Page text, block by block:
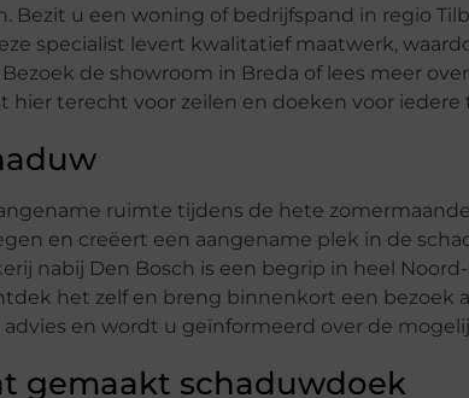
u een woning of bedrijfspand in regio
specialist levert kwalitatief maatwerk,
de showroom in Breda of lees meer
hier terecht voor zeilen en doeken voor iedere
ruimte tijdens de hete
en creëert een aangename plek in de
nabij Den Bosch is een begrip in heel
het zelf en breng binnenkort een bezoek
en wordt u geïnformeerd over de
gemaakt schaduwdoek